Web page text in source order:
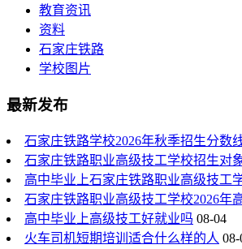
教育资讯
资料
石家庄铁路
学校图片
最新发布
石家庄铁路学校2026年秋季招生分数
石家庄铁路职业高级技工学校招生对
高中毕业上石家庄铁路职业高级技工
石家庄铁路职业高级技工学校2026年
高中毕业上高级技工好就业吗 08-04
火车司机短期培训适合什么样的人 08-